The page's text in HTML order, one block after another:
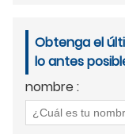
Obtenga el
lo antes
nombre :